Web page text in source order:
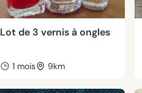
Lot de 3 vernis à ongles
1 mois 9km